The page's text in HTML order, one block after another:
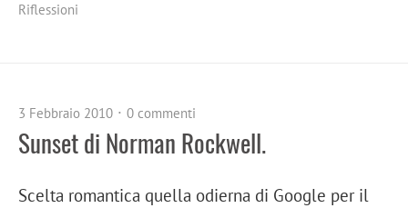
Riflessioni
3 Febbraio 2010 0 commenti
Sunset di Norman Rockwell.
Scelta romantica quella odierna di Google per il